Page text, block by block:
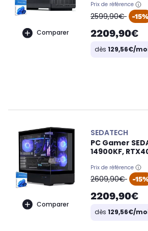
Comparer
Prix de référence
oldPrice
2599,90€ -
2209,90€
dès 129,56€/
Comparer
SEDATECH
PC Gamer
14900KF,
Prix de référence
oldPrice
2609,90€ -
2209,90€
dès 129,56€/